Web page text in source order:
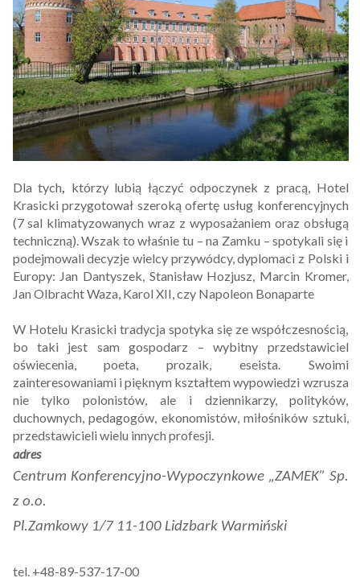
Dla tych
którzy lubią łączyć odpoczynek z pracą, Hotel
Krasicki przygotował szeroką ofertę usług konferencyjnych
(7 sal klimatyzowanych wraz z wyposażaniem oraz obsługą
techniczną). Wszak to właśnie tu – na Zamku – spotykali się i
podejmowali decyzje wielcy przywódcy, dyplomaci z Polski i
Europy: Jan Dantyszek, Stanisław Hozjusz, Marcin Kromer,
Jan Olbracht Waza, Karol XII, czy Napoleon Bonaparte
W Hotelu Krasicki tradycja spotyka się ze współczesnością,
bo taki jest sam gospodarz – wybitny przedstawiciel
oświecenia, poeta, prozaik, eseista. Swoimi
zainteresowaniami i pięknym kształtem wypowiedzi wzrusza
nie tylko polonistów, ale i dziennikarzy, polityków,
duchownych, pedagogów, ekonomistów, miłośników sztuki,
przedstawicieli wielu innych profesji.
adres
Centrum Konferencyjno-Wypoczynkowe „ZAMEK” Sp.
z o.o.
Pl.Zamkowy 1/7 11-100 Lidzbark Warmiński
tel. +48-89-537-17-00